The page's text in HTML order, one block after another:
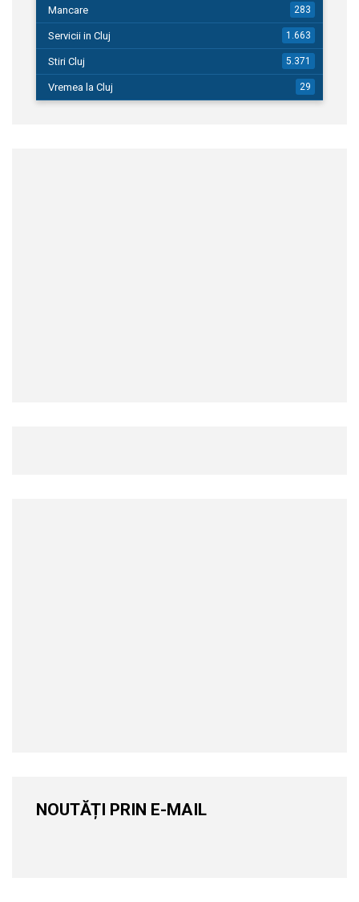
Mancare 283
Servicii in Cluj 1.663
Stiri Cluj 5.371
Vremea la Cluj 29
NOUTĂȚI PRIN E-MAIL